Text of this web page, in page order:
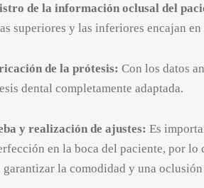
de la información oclusal del
superiores y las inferiores encajan
de la prótesis: Con los datos
dental completamente adaptada.
y realización de ajustes: Es
en la boca del paciente, por lo
garantizar la comodidad y una